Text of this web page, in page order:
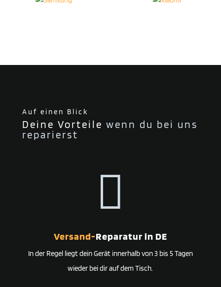
Auf einen Blick
Deine Vorteile wenn du bei uns
reparierst

Versand-Reparatur in DE
In der Regel liegt dein Gerät innerhalb von 3 bis 5 Tagen
wieder bei dir auf dem Tisch.